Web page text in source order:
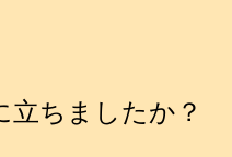
立ちましたか？